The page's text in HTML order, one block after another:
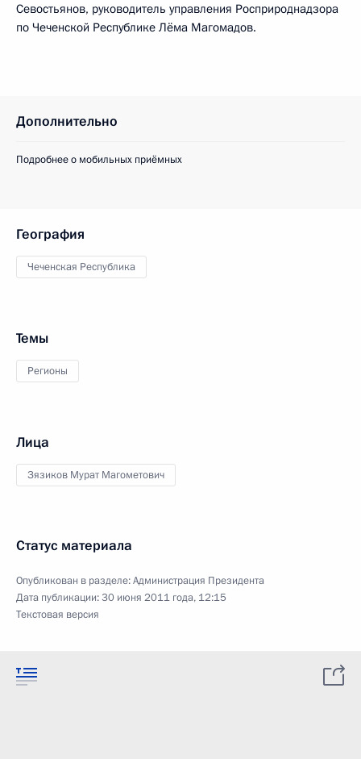
Севостьянов, руководитель управления Росприроднадзора
по Чеченской Республике Лёма Магомадов.
Дополнительно
Подробнее о мобильных приёмных
География
Чеченская Республика
Темы
Регионы
Лица
Зязиков Мурат Магометович
Статус материала
Опубликован в разделе:Администрация Президента
Дата публикации:30 июня 2011 года, 12:15
Текстовая версия